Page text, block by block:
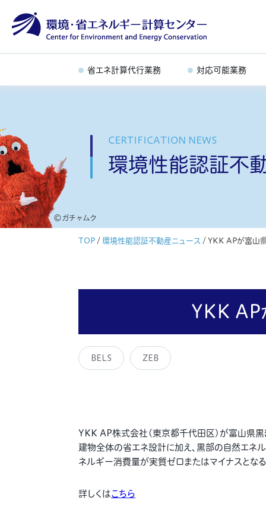
省エネ計算代行業務 対応可能業務
CERTIFICATION NEWS
環境性能認証不
TOP /環境性能認証不動産ニュース /YKK APが富山
YKK AP
BELS ZEB
YKK AP株式会社(東京都千代田区)が富山県黒
建物全体の省エネ設計に加え、黒部の自然エネ
ネルギー消費量が実質ゼロまたはマイナスとな
詳しくはこちら